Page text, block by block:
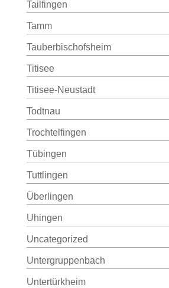
Tailfingen
Tamm
Tauberbischofsheim
Titisee
Titisee-Neustadt
Todtnau
Trochtelfingen
Tübingen
Tuttlingen
Überlingen
Uhingen
Uncategorized
Untergruppenbach
Untertürkheim